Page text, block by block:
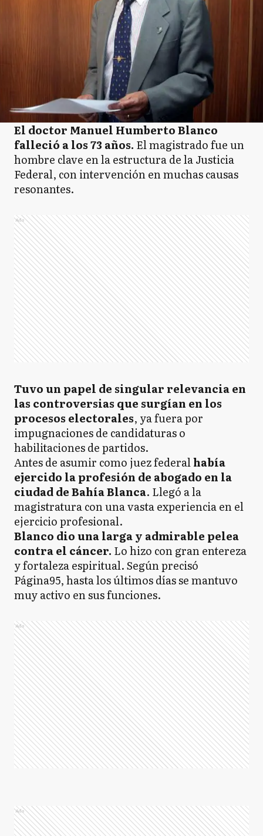
El doctor Manuel Humberto Blanco
falleció a los 73 años. El magistrado fue un
hombre clave en la estructura de la Justicia
Federal, con intervención en muchas causas
resonantes.
Ads
Tuvo un papel de singular relevancia en
las controversias que surgían en los
procesos electorales, ya fuera por
impugnaciones de candidaturas o
habilitaciones de partidos.
Antes de asumir como juez federalhabía
ejercido la profesión de abogado en la
ciudad de Bahía Blanca. Llegó a la
magistratura con una vasta experiencia en el
ejercicio profesional.
Blanco dio una larga y admirable pelea
contra el cáncer. Lo hizo con gran entereza
y fortaleza espiritual. Según precisó
Página95, hasta los últimos días se mantuvo
muy activo en sus funciones.
Ads
Ads